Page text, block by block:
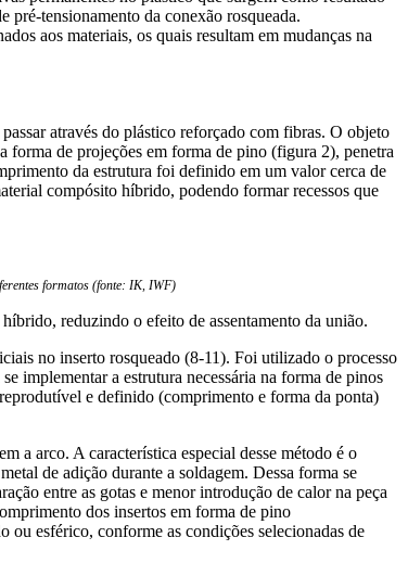
pré-tensionamento da conexão rosqueada.
aos materiais, os quais resultam em mudanças na
através do plástico reforçado com fibras. O objeto
forma de projeções em forma de pino (figura 2), penetra
da estrutura foi definido em um valor cerca de
compósito híbrido, podendo formar recessos que
formatos (fonte: IK, IWF)
reduzindo o efeito de assentamento da união.
no inserto rosqueado (8-11). Foi utilizado o processo
implementar a estrutura necessária na forma de pinos
e definido (comprimento e forma da ponta)
a arco. A característica especial desse método é o
de adição durante a soldagem. Dessa forma se
entre as gotas e menor introdução de calor na peça
dos insertos em forma de pino
ou esférico, conforme as condições selecionadas de